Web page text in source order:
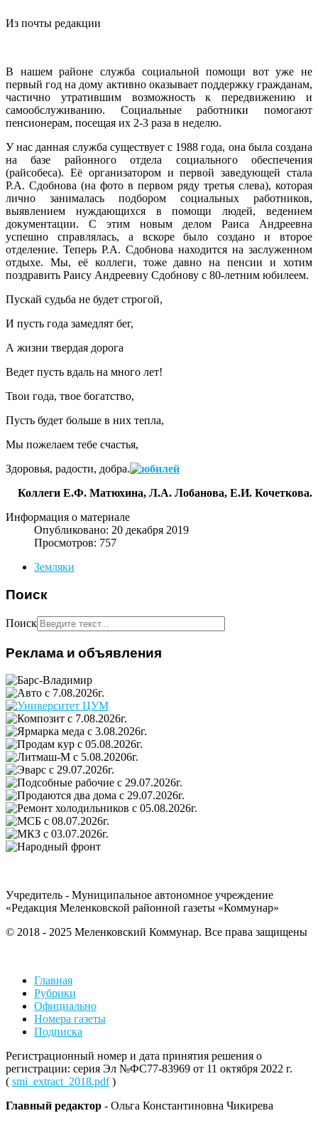
Из почты редакции
В нашем районе служба социальной помощи вот уже не
первый год на дому активно оказывает поддержку гражданам,
частично утратившим возможность к передвижению и
самообслуживанию. Социальные работники помогают
пенсионерам, посещая их 2-3 раза в неделю.
У нас данная служба существует с 1988 года, она была создана
на базе районного отдела социального обеспечения
(райсобеса). Её организатором и первой заведующей стала
Р.А. Сдобнова (на фото в первом ряду третья слева), которая
лично занималась подбором социальных работников,
выявлением нуждающихся в помощи людей, ведением
документации. С этим новым делом Раиса Андреевна
успешно справлялась, а вскоре было создано и второе
отделение. Теперь Р.А. Сдобнова находится на заслуженном
отдыхе. Мы, её коллеги, тоже давно на пенсии и хотим
поздравить Раису Андреевну Сдобнову с 80-летним юбилеем.
Пускай судьба не будет строгой,
И пусть года замедлят бег,
А жизни твердая дорога
Ведет пусть вдаль на много лет!
Твои года, твое богатство,
Пусть будет больше в них тепла,
Мы пожелаем тебе счастья,
Здоровья, радости, добра.
Коллеги Е.Ф. Матюхина, Л.А. Лобанова, Е.И. Кочеткова.
Информация о материале
Опубликовано: 20 декабря 2019
Просмотров: 757
Земляки
Поиск
Поиск
Реклама и объявления
Учредитель - Муниципальное автономное учреждение
«Редакция Меленковской районной газеты «Коммунар»
© 2018 - 2025 Меленковский Коммунар. Все права защищены
Главная
Рубрики
Официально
Номера газеты
Подписка
Регистрационный номер и дата принятия решения о
регистрации: серия Эл №ФС77-83969 от 11 октября 2022 г.
( smi_extract_2018.pdf)
Главный редактор - Ольга Константиновна Чикирева